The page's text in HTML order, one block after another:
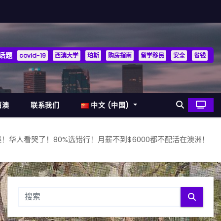
题 covid-19 西澳大学 珀斯 购房指南 留学移民 安全 省钱
澳 联系我们 中文 (中国)
华人看哭了！80%选错行！月薪不到$6000都不配活在澳洲！